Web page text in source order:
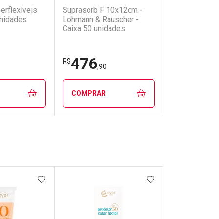
Suprasorb F 10x12cm -
Lohmann & Rauscher -
Caixa 50 unidades
R$476,90
COMPRAR
ADICIONAR AOS FAVORITOSADICIONAR AOS